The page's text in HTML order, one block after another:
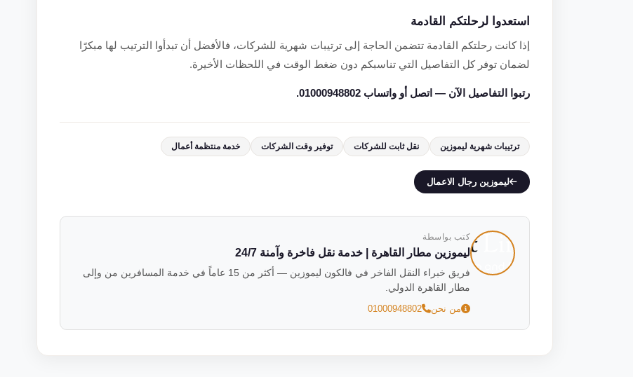
استعدوا لرحلتكم القادمة
إذا كانت رحلتكم القادمة تتضمن الحاجة إلى ترتيبات شهرية للشركات، فالأفضل أن تبدأوا الترتيب لها مبكرًا
لضمان توفر كل التفاصيل التي تناسبكم دون ضغط الوقت في اللحظات الأخيرة.
رتبوا التفاصيل الآن — اتصل أو واتساب 01000948802.
ترتيبات شهرية ليموزين نقل ثابت للشركات توفير وقت الشركات خدمة منتظمة أعمال
ليموزين رجال الاعمال
كتب بواسطة
ليموزين مطار القاهرة | خدمة نقل فاخرة وآمنة 24/7
فريق خبراء النقل الفاخر في فالكون ليموزين — أكثر من 15 عاماً في خدمة المسافرين من وإلى
مطار القاهرة الدولي.
من نحن
01000948802